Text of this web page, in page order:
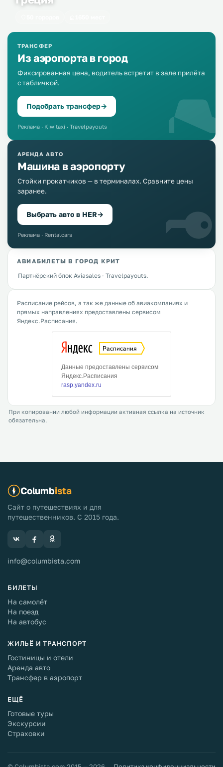
ТРАНСФЕР
Из аэропорта в город
Фиксированная цена, водитель встретит в зале прилёта
с табличкой.
Подобрать трансфер→
Реклама · Kiwitaxi · Travelpayouts
АРЕНДА АВТО
Машина в аэропорту
Стойки прокатчиков — в терминалах. Сравните цены
заранее.
Выбрать авто в HER→
Реклама · Rentalcars
АВИАБИЛЕТЫ В ГОРОД КРИТ
Партнёрский блок Aviasales · Travelpayouts.
Расписание рейсов, а так же данные об авиакомпаниях и
прямых направлениях предоставлены сервисом
Яндекс.Расписания.
При копировании любой информации активная ссылка на источник
обязательна.
Columbista
Сайт о путешествиях и для
путешественников. С 2015 года.
info@columbista.com
БИЛЕТЫ
На самолёт
На поезд
На автобус
ЖИЛЬЁ И ТРАНСПОРТ
Гостиницы и отели
Аренда авто
Трансфер в аэропорт
ЕЩЁ
Готовые туры
Экскурсии
Страховки